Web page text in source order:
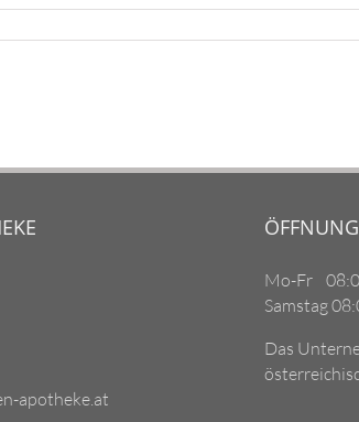
apotheke.at
Mo-Fr
Samstag
Das